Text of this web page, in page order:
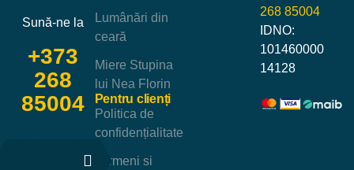
Lumânări din
ceară
Miere Stupina
lui Nea Florin
Pentru clienți
Politica de
confidențialitate
Termeni si
Sună-ne la
+373
268
85004
268 85004
IDNO:
101460000
14128